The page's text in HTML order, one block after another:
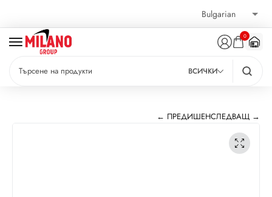
0
ВСИЧКИ
← ПРЕДИШЕНСЛЕДВАЩ →